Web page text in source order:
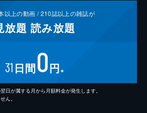
以上の動画 /210誌以上の雑誌が
放題 読み放題
31 日間0円 ※
日が属する月から月額料金が発生します。
ん。